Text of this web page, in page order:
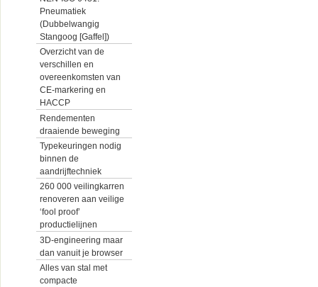
Pneumatiek
(Dubbelwangig
Stangoog [Gaffel])
Overzicht van de
verschillen en
overeenkomsten van
CE-markering en
HACCP
Rendementen
draaiende beweging
Typekeuringen nodig
binnen de
aandrijftechniek
260 000 veilingkarren
renoveren aan veilige
‘fool proof’
productielijnen
3D-engineering maar
dan vanuit je browser
Alles van stal met
compacte